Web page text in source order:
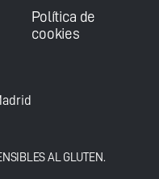
Política de
cookies
AL GLUTEN.